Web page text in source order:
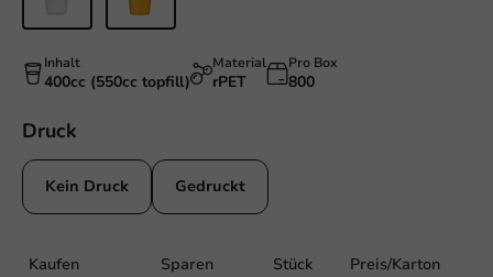
Inhalt
400cc (550cc topfill)
Material
rPET
Pro Box
800
Druck
Kein Druck Gedruckt
Kaufen Sparen Stück Preis/Karton